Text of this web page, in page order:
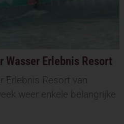
Wasser Erlebnis Resort
Erlebnis Resort van
weer enkele belangrijke